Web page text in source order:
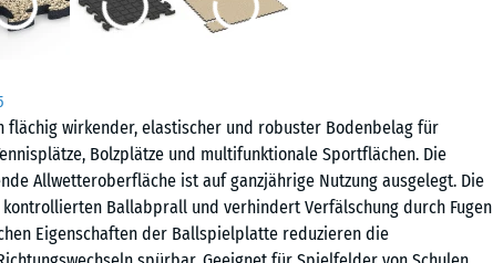
flächig wirkender, elastischer und robuster Bodenbelag für
Bolzplätze und multifunktionale Sportflächen. Die
Allwetteroberfläche ist auf ganzjährige Nutzung ausgelegt. Die
Ballabprall und verhindert Verfälschung durch Fugen
Eigenschaften der Ballspielplatte reduzieren die